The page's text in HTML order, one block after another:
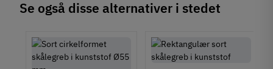
Se også disse alternativer i stedet